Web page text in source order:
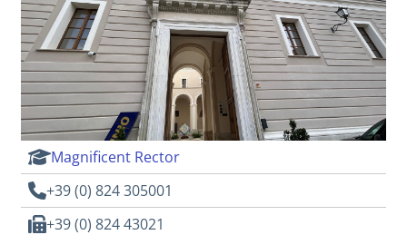
Magnificent Rector
+39 (0) 824 305001
+39 (0) 824 43021